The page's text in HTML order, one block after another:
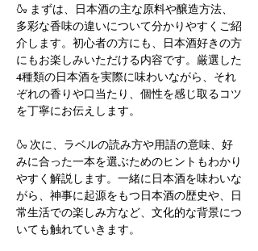
🍶 まずは、日本酒の主な原料や醸造方法、
多彩な香味の違いについて分かりやすくご紹
介します。初心者の方にも、日本酒好きの方
にもお楽しみいただける内容です。厳選した
4種類の日本酒を実際に味わいながら、それ
ぞれの香りや口当たり、個性を感じ取るコツ
を丁寧にお伝えします。
🍶 次に、ラベルの読み方や用語の意味、好
みに合った一本を選ぶためのヒントもわかり
やすく解説します。一緒に日本酒を味わいな
がら、神事に起源をもつ日本酒の歴史や、日
常生活での楽しみ方など、文化的な背景につ
いても触れていきます。